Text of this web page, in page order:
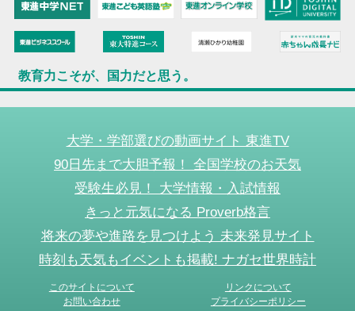
教育力こそが、国力だと思う。
大学・学部選びの動画サイト 東進TV
90日先まで大胆予報！ 全国学校のお天気
受験生必見！ 大学情報・入試情報
きっと元気になる Proverb格言
将来の夢や進路を見つけよう 未来発見サイト
時刻も天気もイベントも掲載! ナガセ世界時計
このサイトについて
リンクについて
お問い合わせ
プライバシーポリシー